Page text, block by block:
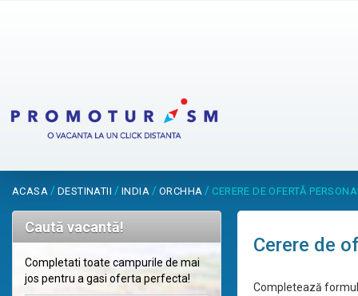
ACASA / DESTINATII / INDIA / ORCHHA / CERERE DE OFERTĂ
Caută vacantă!
Completati toate campurile de mai
jos pentru a gasi oferta perfecta!
Cerere de
Completează